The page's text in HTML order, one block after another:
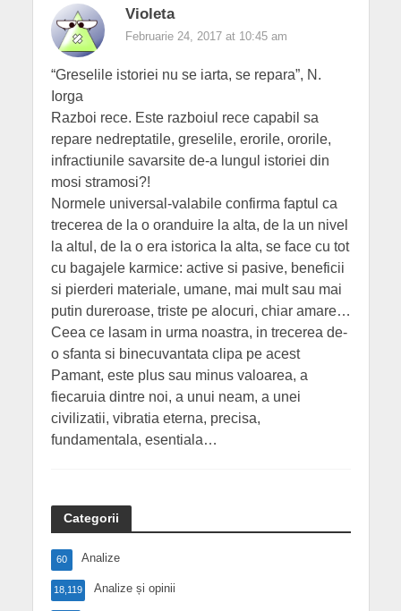
Violeta
Februarie 24, 2017 at 10:45 am
“Greselile istoriei nu se iarta, se repara”, N.
Iorga
Razboi rece. Este razboiul rece capabil sa
repare nedreptatile, greselile, erorile, ororile,
infractiunile savarsite de-a lungul istoriei din
mosi stramosi?!
Normele universal-valabile confirma faptul ca
trecerea de la o oranduire la alta, de la un nivel
la altul, de la o era istorica la alta, se face cu tot
cu bagajele karmice: active si pasive, beneficii
si pierderi materiale, umane, mai mult sau mai
putin dureroase, triste pe alocuri, chiar amare…
Ceea ce lasam in urma noastra, in trecerea de-
o sfanta si binecuvantata clipa pe acest
Pamant, este plus sau minus valoarea, a
fiecaruia dintre noi, a unui neam, a unei
civilizatii, vibratia eterna, precisa,
fundamentala, esentiala…
Categorii
Analize
60
Analize și opinii
18,119